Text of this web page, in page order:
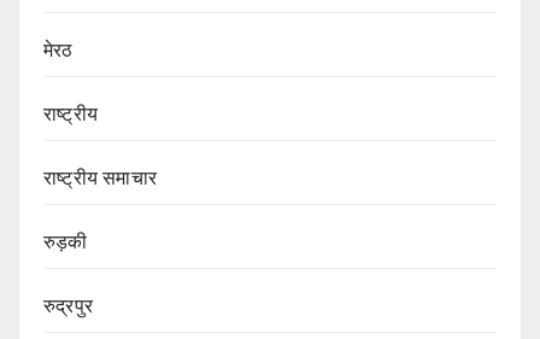
मेरठ
राष्ट्रीय
राष्ट्रीय समाचार
रुड़की
रुद्रपुर